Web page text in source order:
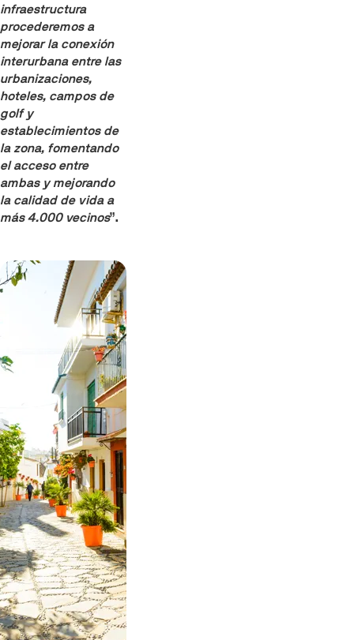
infraestructura
procederemos a
mejorar la conexión
interurbana entre las
urbanizaciones,
hoteles, campos de
golf y
establecimientos de
la zona, fomentando
el acceso entre
ambas y mejorando
la calidad de vida a
más 4.000 vecinos”.